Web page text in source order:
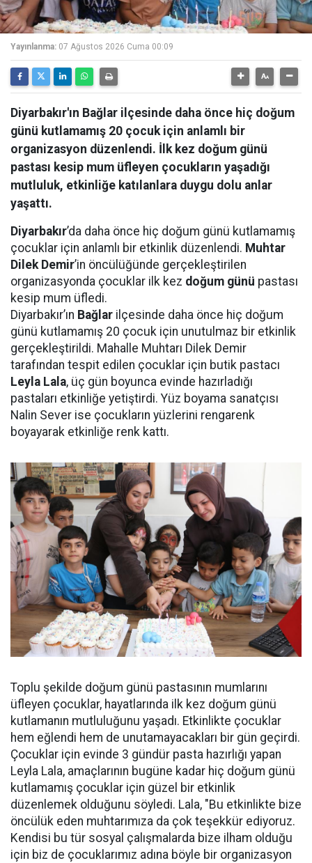
Yayınlanma: 07 Ağustos 2026 Cuma 00:09
Diyarbakır'ın Bağlar ilçesinde daha önce hiç doğum
günü kutlamamış 20 çocuk için anlamlı bir
organizasyon düzenlendi. İlk kez doğum günü
pastası kesip mum üfleyen çocukların yaşadığı
mutluluk, etkinliğe katılanlara duygu dolu anlar
yaşattı.
Diyarbakır’da daha önce hiç doğum günü kutlamamış
çocuklar için anlamlı bir etkinlik düzenlendi. Muhtar
Dilek Demir’in öncülüğünde gerçekleştirilen
organizasyonda çocuklar ilk kez doğum günü pastası
kesip mum üfledi.
Diyarbakır’ın Bağlar ilçesinde daha önce hiç doğum
günü kutlamamış 20 çocuk için unutulmaz bir etkinlik
gerçekleştirildi. Mahalle Muhtarı Dilek Demir
tarafından tespit edilen çocuklar için butik pastacı
Leyla Lala, üç gün boyunca evinde hazırladığı
pastaları etkinliğe yetiştirdi. Yüz boyama sanatçısı
Nalin Sever ise çocukların yüzlerini rengarenk
boyayarak etkinliğe renk kattı.
Toplu şekilde doğum günü pastasının mumlarını
üfleyen çocuklar, hayatlarında ilk kez doğum günü
kutlamanın mutluluğunu yaşadı. Etkinlikte çocuklar
hem eğlendi hem de unutamayacakları bir gün geçirdi.
Çocuklar için evinde 3 gündür pasta hazırlığı yapan
Leyla Lala, amaçlarının bugüne kadar hiç doğum günü
kutlamamış çocuklar için güzel bir etkinlik
düzenlemek olduğunu söyledi. Lala, "Bu etkinlikte bize
öncülük eden muhtarımıza da çok teşekkür ediyoruz.
Kendisi bu tür sosyal çalışmalarda bize ilham olduğu
için biz de çocuklarımız adına böyle bir organizasyon